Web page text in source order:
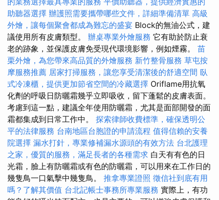
助聽器選擇 辦護照需要攜帶哪些文件，詳細準備清單 高級
外燴，讓每個聚會都成為難忘的盛宴 Block的無油公式，建
議使用所有皮膚類型。 辦桌專業外燴服務 它有助於防止衰
老的跡象，並保護皮膚免受現代環境影響，例如煙霧。 苗
栗外燴，為您帶來高品質的外燴服務 新竹整骨服務 草屯按
摩服務推薦 居家打掃服務，讓您享受清潔後的舒適空間 臥
式冷凍櫃，提供更加節省空間的冷藏選擇 Oriflame用抗氧
化劑的呼吸日防曬霜幾乎立即吸收，留下蓬鬆的皮膚表面。
考慮到這一點，建議全年使用防曬霜，尤其是面部開發的面
霜都集成到日常工作中。 探索律師收費標準，確保透明公
平的法律服務 台南地區台胞證的申請流程 值得信賴的安養
院選擇 漏水打針，專業修補漏水源頭的有效方法 台北護理
之家，優質的服務，滿足長者的各種需求 白天有有色的日
光霜，臉上有防曬霜或有色的防曬霜，可以用來在工作日的
幾隻鳥一口氣擊中幾隻鳥。 推拿專業證照 徵信社到底有用
嗎？了解其價值 台北記帳士事務所專業服務 實際上，有功